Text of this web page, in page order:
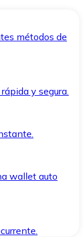
métodos de
y segura.
wallet auto